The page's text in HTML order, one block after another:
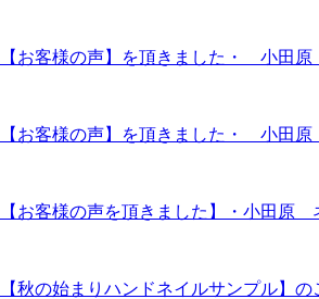
【お客様の声】を頂きました・ 小田
【お客様の声】を頂きました・ 小田
【お客様の声を頂きました】・小田
【秋の始まりハンドネイルサンプル】